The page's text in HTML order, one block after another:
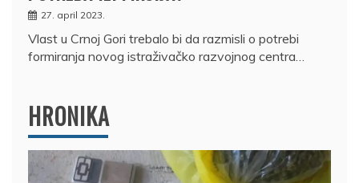
27. april 2023.
Vlast u Crnoj Gori trebalo bi da razmisli o potrebi
formiranja novog istraživačko razvojnog centra…
HRONIKA